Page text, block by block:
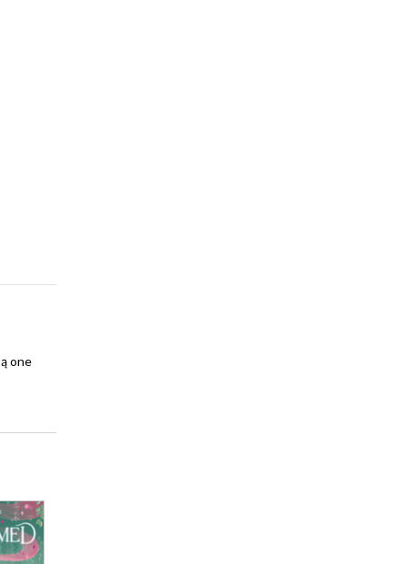
one